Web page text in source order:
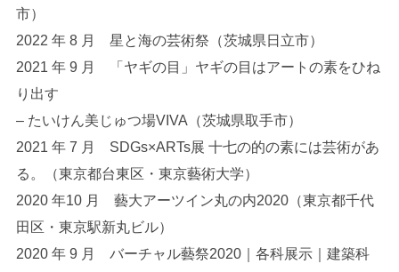
市）
2022 年 8 月 星と海の芸術祭（茨城県日立市）
2021 年 9 月 「ヤギの目」ヤギの目はアートの素をひね
り出す
– たいけん美じゅつ場VIVA（茨城県取手市）
2021 年 7 月 SDGs×ARTs展 十七の的の素には芸術があ
る。（東京都台東区・東京藝術大学）
2020 年10 月 藝大アーツイン丸の内2020（東京都千代
田区・東京駅新丸ビル）
2020 年 9 月 バーチャル藝祭2020｜各科展示｜建築科